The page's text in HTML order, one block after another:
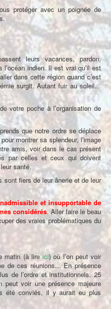
protéger avec un poignée de
leurs vacances, pardon,
l’océan indien. Il est vrai qu’il est
dans cette région quand c’est
surgit. Autant fuir au soleil…
votre poche à l’organisation de
que notre ordre se déplace
montrer sa splendeur, l’image
amis, voir dans le cas présent
par celles et ceux qui doivent
santé.
sont fiers de leur ânerie et de leur
et insupportable de
considérés. Aller faire le beau
des vraies problématiques du
matin (à lireici) où l’on peut voir
de ces réunions… En présence
de l’ordre et institutionnels. 25
peut voir une présence majeure
été conviés, il y aurait eu plus